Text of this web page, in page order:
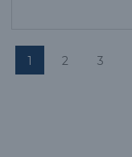
1 2 3